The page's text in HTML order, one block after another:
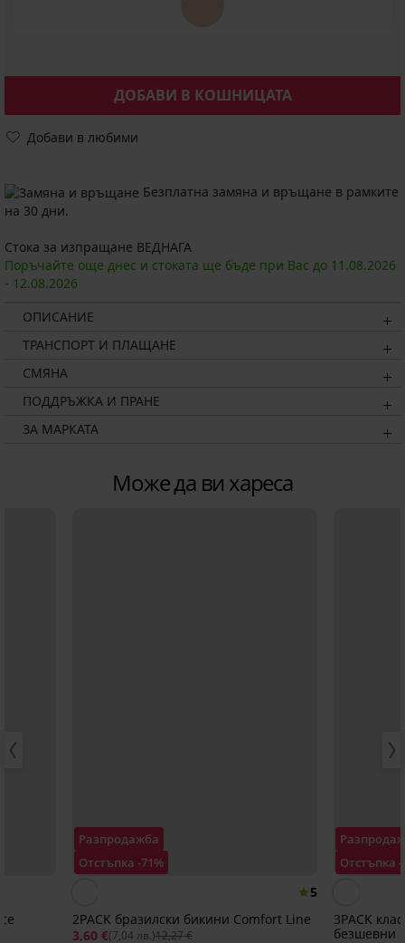
ДОБАВИ В КОШНИЦАТА
Добави в любими
Безплатна замяна и връщане в рамките
на 30 дни.
Стока за изпращане ВЕДНАГА
Поръчайте още днес и стоката ще бъде при Вас до 11.08.2026
- 12.08.2026
ОПИСАНИЕ
ТРАНСПОРТ И ПЛАЩАНЕ
СМЯНА
ПОДДРЪЖКА И ПРАНЕ
ЗА МАРКАТА
Може да ви хареса
Разпродажба
Отстъпка -71%
5
2PACK бразилски бикини Comfort Line
3,60 €(7,04 лв.)12,27 €
Отстъпка -
3PACK
безшевни